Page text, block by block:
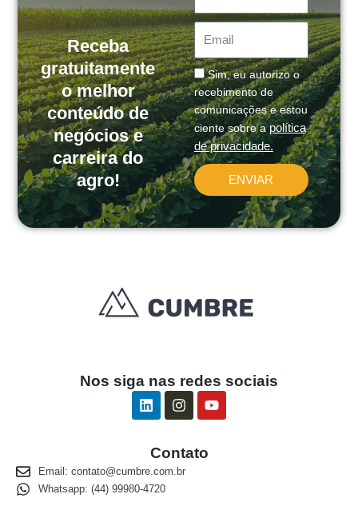
Receba
gratuitamente
o melhor
conteúdo de
negócios e
carreira do
agro!
Email
Message
Sim, eu autorizo o
recebimento de
comunicações e estou
ciente sobre a política
de privacidade.
ENVIAR
Nos siga nas redes sociais
L
i
e
d
i
I
n
a
g
Y
o
Contato
Email: contato@cumbre.com.br
Whatsapp: (44) 99980-4720